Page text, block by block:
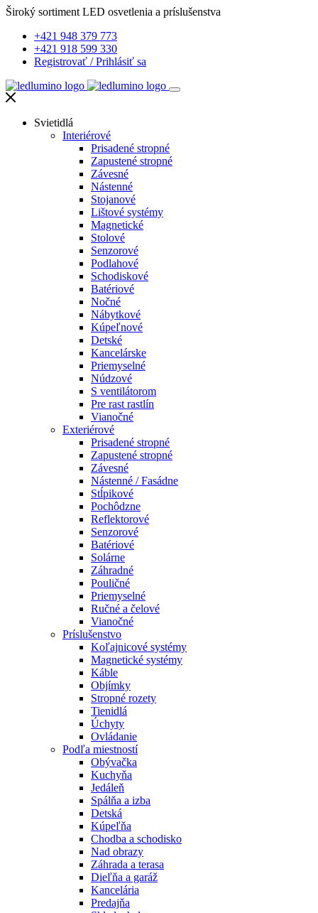
Široký sortiment LED osvetlenia a príslušenstva
+421 948 379 773
+421 918 599 330
Registrovať /Prihlásiť sa
Svietidlá
Interiérové
Prisadené stropné
Zapustené stropné
Závesné
Nástenné
Stojanové
Lištové systémy
Magnetické
Stolové
Senzorové
Podlahové
Schodiskové
Batériové
Nočné
Nábytkové
Kúpeľnové
Detské
Kancelárske
Priemyselné
Núdzové
S ventilátorom
Pre rast rastlín
Vianočné
Exteriérové
Prisadené stropné
Zapustené stropné
Závesné
Nástenné / Fasádne
Stĺpikové
Pochôdzne
Reflektorové
Senzorové
Batériové
Solárne
Záhradné
Pouličné
Priemyselné
Ručné a čelové
Vianočné
Príslušenstvo
Koľajnicové systémy
Magnetické systémy
Káble
Objímky
Stropné rozety
Tienidlá
Úchyty
Ovládanie
Podľa miestností
Obývačka
Kuchyňa
Jedáleň
Spálňa a izba
Detská
Kúpeľňa
Chodba a schodisko
Nad obrazy
Záhrada a terasa
Dieľňa a garáž
Kancelária
Predajňa